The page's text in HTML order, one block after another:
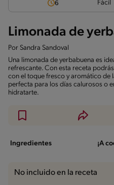
6 Fácil
Limonada de
Por Sandra Sandoval
Una limonada de yerbabuena es
refrescante. Con esta receta
con el toque fresco y aromático de
perfecta para los días calurosos o
hidratarte.
Ingredientes ¡A
No incluido en la receta